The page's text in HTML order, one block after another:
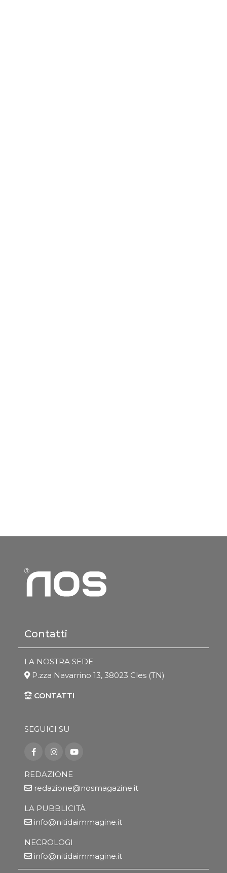
Contatti
LA NOSTRA SEDE
P.zza Navarrino 13, 38023 Cles (TN)
CONTATTI
SEGUICI SU
REDAZIONE
redazione@nosmagazine.it
LA PUBBLICITÀ
info@nitidaimmagine.it
NECROLOGI
info@nitidaimmagine.it